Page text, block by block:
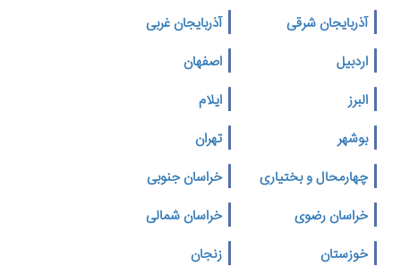
آذربایجان شرقی
آذربایجان غربی
اردبیل
اصفهان
البرز
ایلام
بوشهر
تهران
چهارمحال و بختیاری
خراسان جنوبی
خراسان رضوی
خراسان شمالی
خوزستان
زنجان